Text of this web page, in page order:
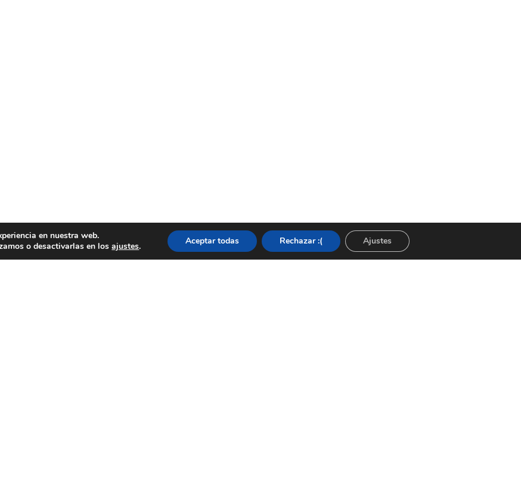
en nuestra web.
o desactivarlas en losajustes. Aceptar todas Rechazar :( Ajustes